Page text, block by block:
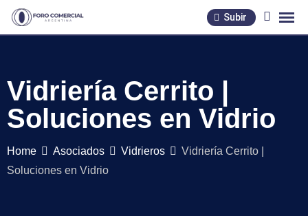
Skip
Subir
Vidriería Cerrito |
Soluciones en Vidrio
Home Asociados Vidrieros
Vidriería Cerrito |
Soluciones en Vidrio